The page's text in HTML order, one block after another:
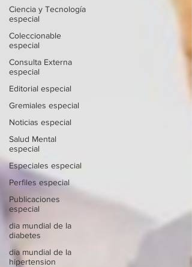
Ciencia y Tecnología
especial
Coleccionable
especial
Consulta Externa
especial
Editorial especial
Gremiales especial
Noticias especial
Salud Mental
especial
Especiales especial
Perfiles especial
Publicaciones
especial
dia mundial de la
diabetes
dia mundial de la
hipertension